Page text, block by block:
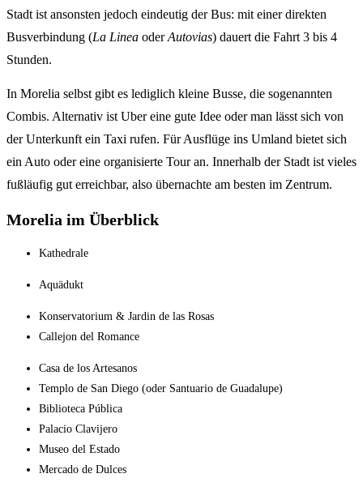
Stadt ist ansonsten jedoch eindeutig der Bus: mit einer direkten
Busverbindung (La Linea oderAutovias) dauert die Fahrt 3 bis 4
Stunden.
In Morelia selbst gibt es lediglich kleine Busse, die sogenannten
Combis. Alternativ ist Uber eine gute Idee oder man lässt sich von
der Unterkunft ein Taxi rufen. Für Ausflüge ins Umland bietet sich
ein Auto oder eine organisierte Tour an. Innerhalb der Stadt ist vieles
fußläufig gut erreichbar, also übernachte am besten im Zentrum.
Morelia im Überblick
Kathedrale
Aquädukt
Konservatorium & Jardin de las Rosas
Callejon del Romance
Casa de los Artesanos
Templo de San Diego (oder Santuario de Guadalupe)
Biblioteca Pública
Palacio Clavijero
Museo del Estado
Mercado de Dulces